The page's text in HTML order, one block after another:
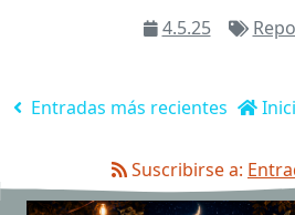
4.5.25
Entradas más recientes
Suscribirse a: